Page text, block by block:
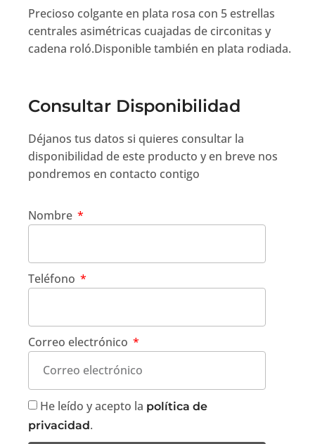
Precioso colgante en plata rosa con 5 estrellas
centrales asimétricas cuajadas de circonitas y
cadena roló.Disponible también en plata rodiada.
Consultar Disponibilidad
Déjanos tus datos si quieres consultar la
disponibilidad de este producto y en breve nos
pondremos en contacto contigo
Nombre
Teléfono
Correo electrónico
He leído y acepto la política de
privacidad.